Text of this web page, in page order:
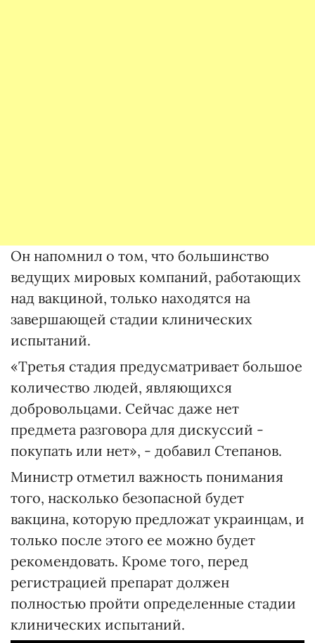
Он напомнил о том, что большинство
ведущих мировых компаний, работающих
над вакциной, только находятся на
завершающей стадии клинических
испытаний.
«Третья стадия предусматривает большое
количество людей, являющихся
добровольцами. Сейчас даже нет
предмета разговора для дискуссий -
покупать или нет», - добавил Степанов.
Министр отметил важность понимания
того, насколько безопасной будет
вакцина, которую предложат украинцам, и
только после этого ее можно будет
рекомендовать. Кроме того, перед
регистрацией препарат должен
полностью пройти определенные стадии
клинических испытаний.